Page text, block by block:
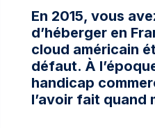
En 2015, vous
d’héberger en
cloud américain
défaut. À
handicap
l’avoir fait quand